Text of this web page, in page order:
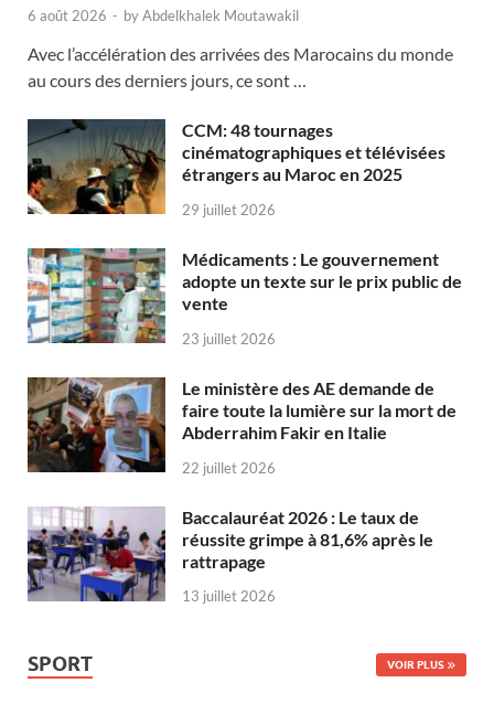
6 août 2026 - byAbdelkhalek Moutawakil
Avec l’accélération des arrivées des Marocains du monde
au cours des derniers jours, ce sont …
CCM: 48 tournages
cinématographiques et télévisées
étrangers au Maroc en 2025
29 juillet 2026
Médicaments : Le gouvernement
adopte un texte sur le prix public de
vente
23 juillet 2026
Le ministère des AE demande de
faire toute la lumière sur la mort de
Abderrahim Fakir en Italie
22 juillet 2026
Baccalauréat 2026 : Le taux de
réussite grimpe à 81,6% après le
rattrapage
13 juillet 2026
SPORT VOIR PLUS